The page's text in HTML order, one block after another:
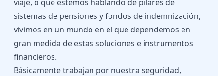
viaje, o que estemos hablando de pilares de
sistemas de pensiones y fondos de indemnización,
vivimos en un mundo en el que dependemos en
gran medida de estas soluciones e instrumentos
financieros.
Básicamente trabajan por nuestra seguridad,